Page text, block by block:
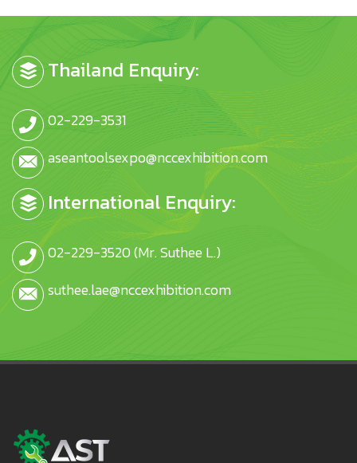
Thailand Enquiry:
02-229-3531
aseantoolsexpo@nccexhibition.com
International Enquiry:
02-229-3520 (Mr. Suthee L.)
suthee.lae@nccexhibition.com